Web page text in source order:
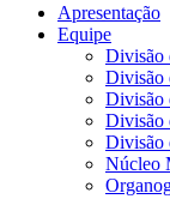
Apresentação
Equipe
Divisão
Divisão
Divisão
Divisão
Divisão
Núcleo